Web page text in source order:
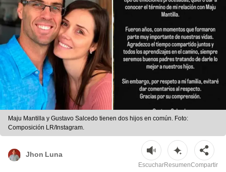
Maju Mantilla y Gustavo Salcedo tienen dos hijos en común. Foto:
Composición LR/Instagram.
Jhon Luna
EscucharResumenCompartir